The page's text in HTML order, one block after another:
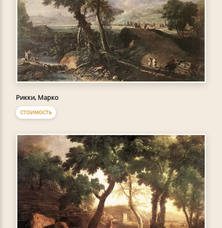
Рикки, Марко
СТОИМОСТЬ